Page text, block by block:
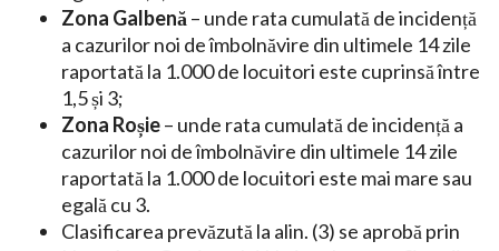
Zona Galbenă – unde rata cumulată de incidență
a cazurilor noi de îmbolnăvire din ultimele 14 zile
raportată la 1.000 de locuitori este cuprinsă între
1,5 și 3;
Zona Roșie– unde rata cumulată de incidență a
cazurilor noi de îmbolnăvire din ultimele 14 zile
raportată la 1.000 de locuitori este mai mare sau
egală cu 3.
Clasificarea prevăzută la alin. (3) se aprobă prin